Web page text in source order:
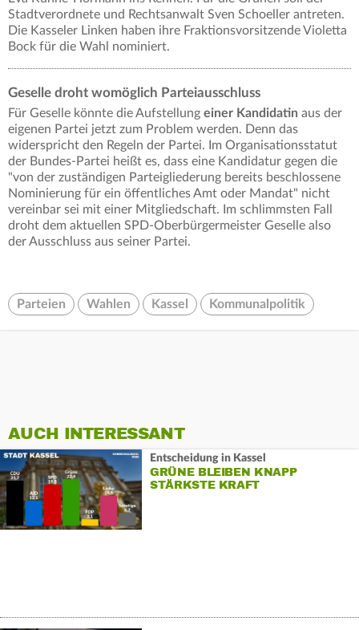
Stadtverordnete und Rechtsanwalt Sven Schoeller antreten.
Die Kasseler Linken haben ihre Fraktionsvorsitzende Violetta
Bock für die Wahl nominiert.
Geselle droht womöglich Parteiausschluss
Für Geselle könnte die Aufstellung einer Kandidatin aus der
eigenen Partei jetzt zum Problem werden. Denn das
widerspricht den Regeln der Partei. Im Organisationsstatut
der Bundes-Partei heißt es, dass eine Kandidatur gegen die
"von der zuständigen Parteigliederung bereits beschlossene
Nominierung für ein öffentliches Amt oder Mandat" nicht
vereinbar sei mit einer Mitgliedschaft. Im schlimmsten Fall
droht dem aktuellen SPD-Oberbürgermeister Geselle also
der Ausschluss aus seiner Partei.
Parteien Wahlen Kassel Kommunalpolitik
AUCH INTERESSANT
Entscheidung in Kassel
GRÜNE BLEIBEN KNAPP
STÄRKSTE KRAFT